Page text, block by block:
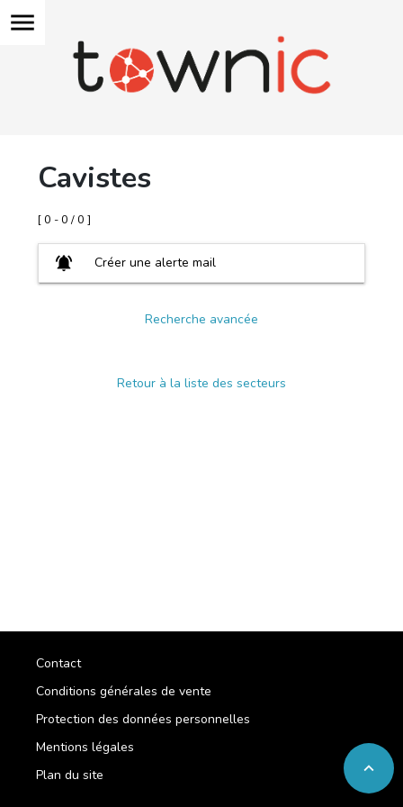
menu
Cavistes
[ 0 - 0 / 0 ]
notifications_active Créer une alerte mail
Recherche avancée
Retour à la liste des secteurs
expand_less
Contact
Conditions générales de vente
Protection des données personnelles
Mentions légales
Plan du site